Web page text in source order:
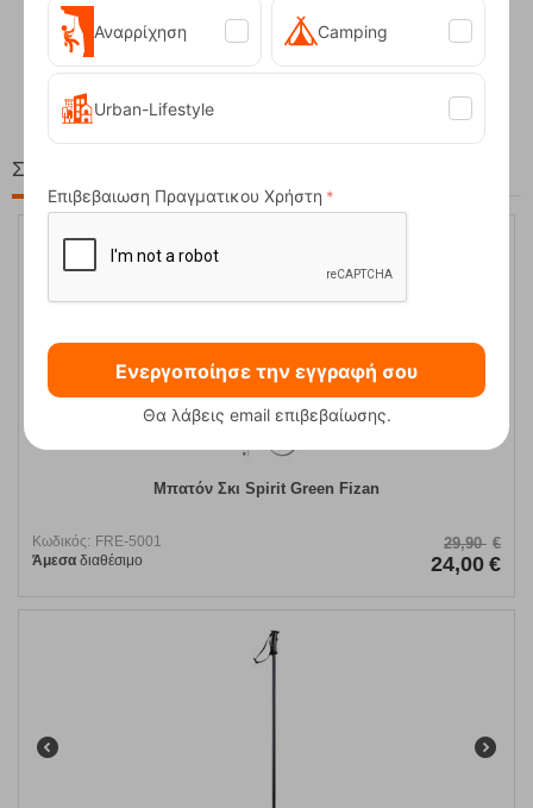
Compact Ocean Blue Τηλεσκοπικά Μπατόν Πεζ...
62,50 €
Στη ίδια Τιμή!
20%
Μπατόν Σκι Spirit Green Fizan
Κωδικός: FRE-5001
Άμεσα διαθέσιμο
29,90 €
24,00 €
Αναρρίχηση Camping
Urban-Lifestyle
Επιβεβαιωση Πραγματικου Χρήστη
Ενεργοποίησε την εγγραφή σου
Θα λάβεις email επιβεβαίωσης.